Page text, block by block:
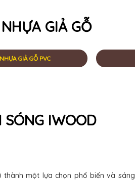
GIẢ GỖ
GIẢ GỖ PVC
SÓNG IWOOD
một lựa chọn phổ biến và